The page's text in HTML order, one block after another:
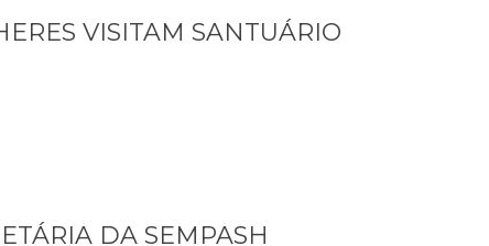
VISITAM SANTUÁRIO
DA SEMPASH